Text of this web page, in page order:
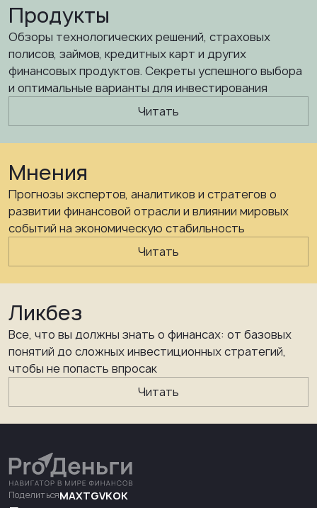
Продукты
Обзоры технологических решений, страховых
полисов, займов, кредитных карт и других
финансовых продуктов. Секреты успешного выбора
и оптимальные варианты для инвестирования
Читать
Мнения
Прогнозы экспертов, аналитиков и стратегов о
развитии финансовой отрасли и влиянии мировых
событий на экономическую стабильность
Читать
Ликбез
Все, что вы должны знать о финансах: от базовых
понятий до сложных инвестиционных стратегий,
чтобы не попасть впросак
Читать
ПоделитьсяMAXTGVKOK